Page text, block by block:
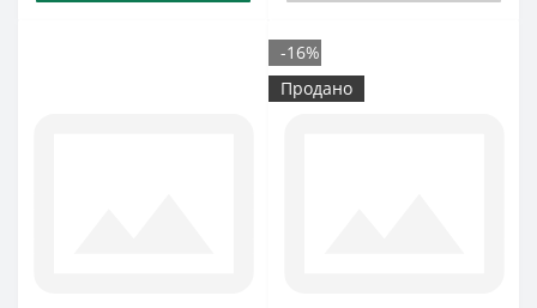
-16%
Продано